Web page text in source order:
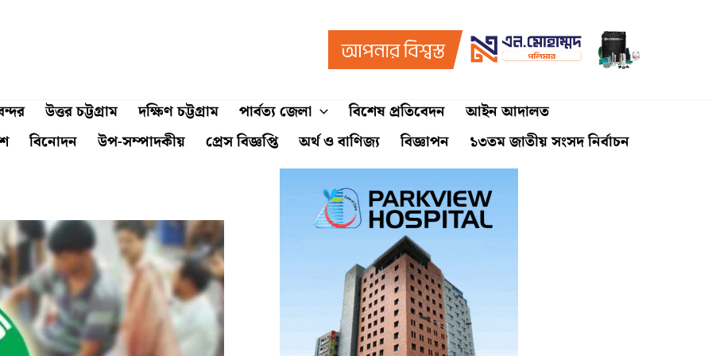
উত্তর চট্টগ্রাম দক্ষিণ চট্টগ্রাম পার্বত্য জেলা বিশেষ প্রতিবেদন
আইন আদালত
বিনোদন উপ-সম্পাদকীয় প্রেস বিজ্ঞপ্তি অর্থ ও বাণিজ্য বিজ্ঞাপন ১৩তম জাতীয় সংসদ নির্বাচন